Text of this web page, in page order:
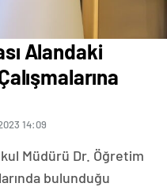
Alandaki
14:09
Müdürü Dr. Öğretim
bulunduğu